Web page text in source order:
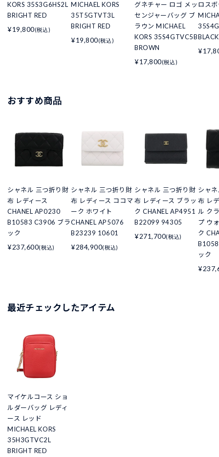
KORS 35S3G6HS2L
BRIGHT RED
¥19,800(税込)
MICHAEL KORS
35T5GTVT3L
BRIGHT RED
¥19,800(税込)
グネチャー ロゴ メッ
センジャーバッグ ブ
ラウン MICHAEL
KORS 35S4GTVC5B
BROWN
¥17,800(税込)
ロス
BLACK
おすすめ商品
シャネル 三つ折り財
布 レディース
CHANEL AP0230
B10583 C3906 ブラ
ック
¥237,600(税込)
シャネル 三つ折り財
布 レディース ココマ
ーク ホワイト
CHANEL AP5076
B23239 10601
¥284,900(税込)
シャネル 三つ折り財
布 レディース ブラッ
ク CHANEL AP4951
B22099 94305
¥271,700(税込)
シャ
布 レ
ル ク
プ ウ
ク
ック
最近チェックしたアイテム
マイケルコース ショ
ルダーバッグ レディ
ース レッド
MICHAEL KORS
35H3GTVC2L
BRIGHT RED